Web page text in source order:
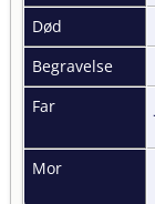
Død
Begravelse
Far
Mor